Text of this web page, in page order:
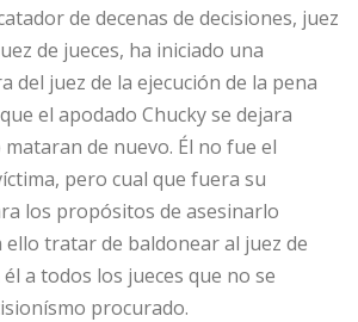
de decenas de decisiones, juez
de jueces, ha iniciado una
del juez de la ejecución de la pena
el apodado Chucky se dejara
de nuevo. Él no fue el
pero cual que fuera su
los propósitos de asesinarlo
tratar de baldonear al juez de
a todos los jueces que no se
procurado.